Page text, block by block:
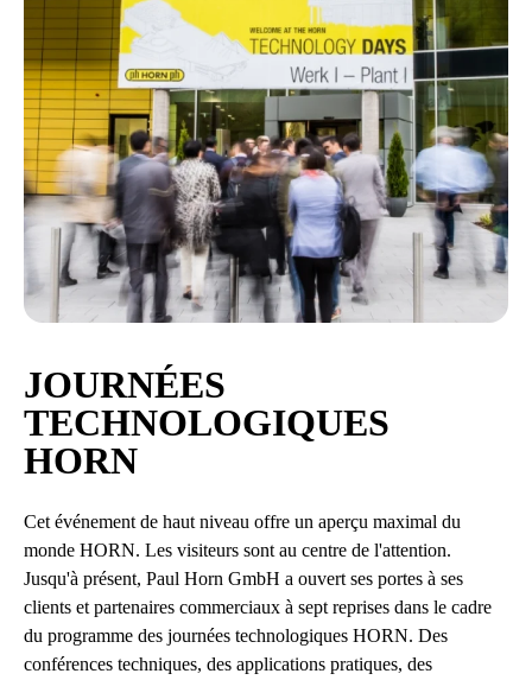
JOURNÉES
TECHNOLOGIQUES
HORN
Cet événement de haut niveau offre un aperçu maximal du
monde HORN. Les visiteurs sont au centre de l'attention.
Jusqu'à présent, Paul Horn GmbH a ouvert ses portes à ses
clients et partenaires commerciaux à sept reprises dans le cadre
du programme des journées technologiques HORN. Des
conférences techniques, des applications pratiques, des